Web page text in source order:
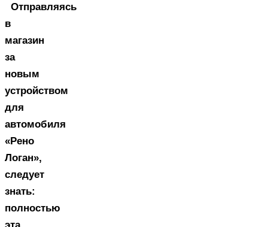
Отправляясь
в
магазин
за
новым
устройством
для
автомобиля
«Рено
Логан»,
следует
знать:
полностью
эта